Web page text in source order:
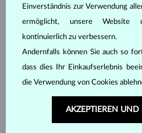
Einverständnis zur Verwendung
ermöglicht, unsere Website
kontinuierlich zu verbessern.
Andernfalls können Sie auch so
dass dies Ihr Einkaufserlebnis
die Verwendung von Cookies
AKZEPTIEREN UND